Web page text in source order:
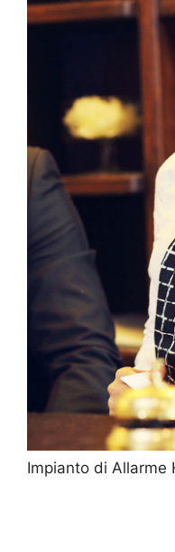
Impianto di Allarme